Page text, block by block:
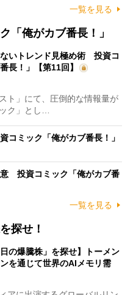
一覧を見る
「俺がカブ番長！」
ないトレンド見極め術 投資コ
長！」【第11回】
ト」にて、圧倒的な情報量が
ク」とし…
ミック「俺がカブ番長！」
投資コミック「俺がカブ番
一覧を見る
探せ！
日の爆騰株」を探せ】トーメン
を通じて世界のAIメモリ需